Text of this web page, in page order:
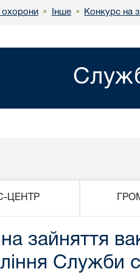
охорони • Інше • Конкурс на
ЦЕНТР
зайняття
Служби